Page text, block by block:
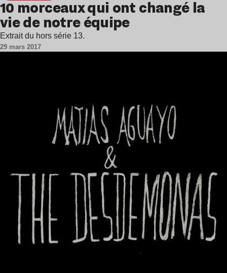
10 morceaux qui ont changé la
vie de notre équipe
Extrait du hors série 13.
29 mars 2017